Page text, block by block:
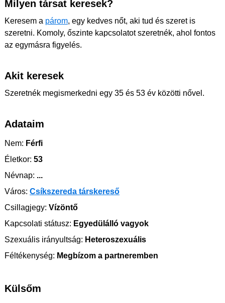
Milyen társat keresek?
Keresem a párom, egy kedves nőt, aki tud és szeret is
szeretni. Komoly, őszinte kapcsolatot szeretnék, ahol fontos
az egymásra figyelés.
Akit keresek
Szeretnék megismerkedni egy 35 és 53 év közötti nővel.
Adataim
Nem: Férfi
Életkor: 53
Névnap: ...
Város: Csíkszereda társkereső
Csillagjegy: Vízöntő
Kapcsolati státusz: Egyedülálló vagyok
Szexuális irányultság: Heteroszexuális
Féltékenység: Megbízom a partneremben
Külsőm